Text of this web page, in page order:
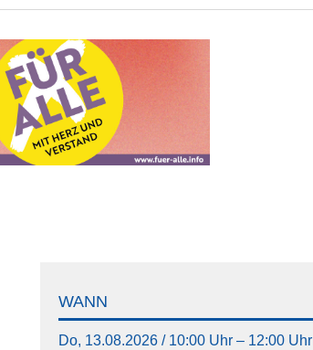
WANN
Do, 13.08.2026 / 10:00 Uhr – 12:00 Uhr